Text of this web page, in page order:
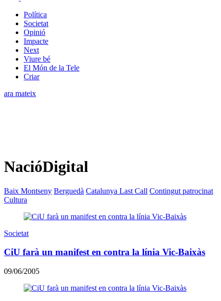
Política
Societat
Opinió
Impacte
Next
Viure bé
El Món de la Tele
Criar
ara mateix
NacióDigital
Baix Montseny Berguedà Catalunya Last Call Contingut patrocinat
Cultura
Societat
CiU farà un manifest en contra la línia Vic-Baixàs
09/06/2005